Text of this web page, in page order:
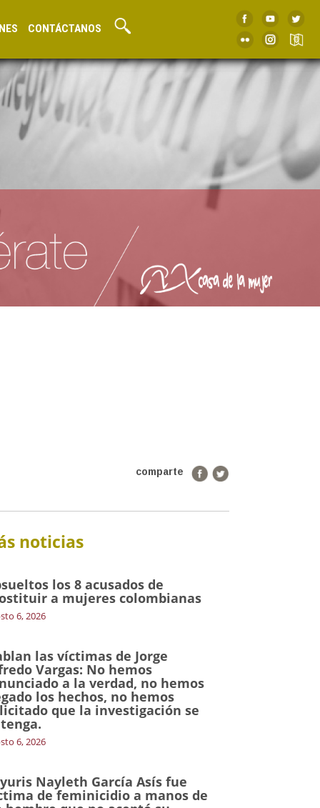
CONTÁCTANOS
comparte
noticias
los 8 acusados de
a mujeres colombianas
6, 2026
las víctimas de Jorge
Vargas: No hemos
a la verdad, no hemos
los hechos, no hemos
que la investigación se
6, 2026
Nayleth García Asís fue
de feminicidio a manos de